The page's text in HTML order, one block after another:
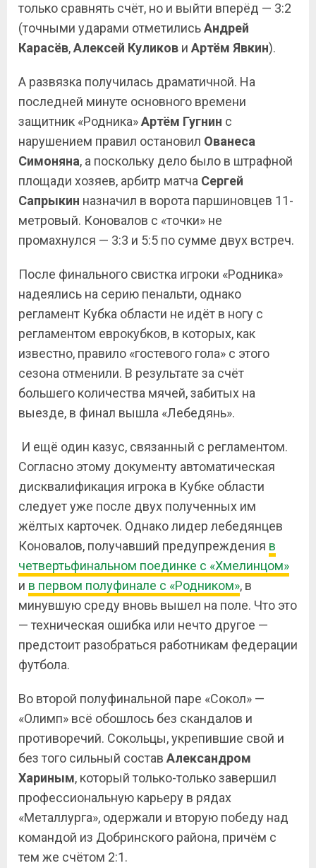
только сравнять счёт, но и выйти вперёд — 3:2
(точными ударами отметилисьАндрей
Карасёв,Алексей Куликов и Артём Явкин).
А развязка получилась драматичной. На
последней минуте основного времени
защитник «Родника»Артём Гугнин с
нарушением правил остановил Ованеса
Симоняна, а поскольку дело было в штрафной
площади хозяев, арбитр матча Сергей
Сапрыкин назначил в ворота паршиновцев 11-
метровый. Коновалов с «точки» не
промахнулся — 3:3 и 5:5 по сумме двух встреч.
После финального свистка игроки «Родника»
надеялись на серию пенальти, однако
регламент Кубка области не идёт в ногу с
регламентом еврокубков, в которых, как
известно, правило «гостевого гола» с этого
сезона отменили. В результате за счёт
большего количества мячей, забитых на
выезде, в финал вышла «Лебедянь».
И ещё один казус, связанный с регламентом.
Согласно этому документу автоматическая
дисквалификация игрока в Кубке области
следует уже после двух полученных им
жёлтых карточек. Однако лидер лебедянцев
Коновалов, получавший предупреждения в
четвертьфинальном поединке с «Хмелинцом»
и в первом полуфинале с «Родником», в
минувшую среду вновь вышел на поле. Что это
— техническая ошибка или нечто другое —
предстоит разобраться работникам федерации
футбола.
Во второй полуфинальной паре «Сокол» —
«Олимп» всё обошлось без скандалов и
противоречий. Сокольцы, укрепившие свой и
без того сильный состав Александром
Хариным, который только-только завершил
профессиональную карьеру в рядах
«Металлурга», одержали и вторую победу над
командой из Добринского района, причём с
тем же счётом 2:1.